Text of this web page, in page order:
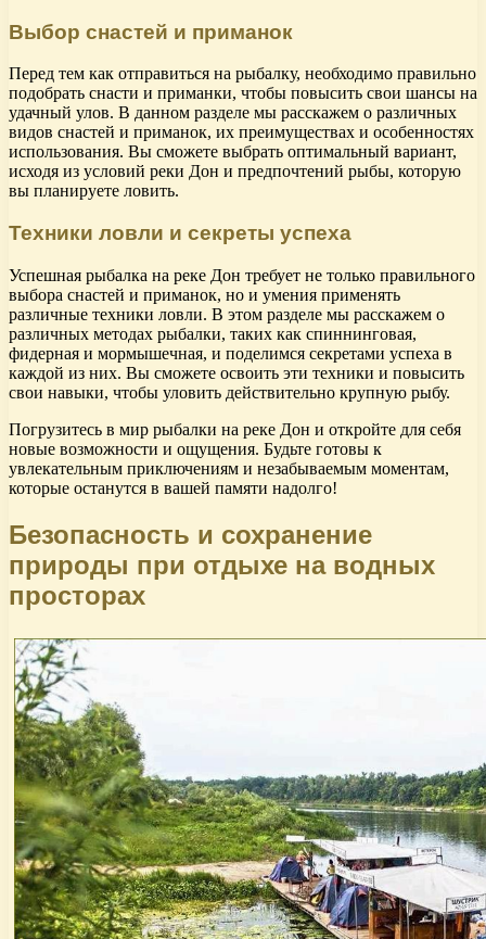
Выбор снастей и приманок
Перед тем как отправиться на рыбалку, необходимо правильно
подобрать снасти и приманки, чтобы повысить свои шансы на
удачный улов. В данном разделе мы расскажем о различных
видов снастей и приманок, их преимуществах и особенностях
использования. Вы сможете выбрать оптимальный вариант,
исходя из условий реки Дон и предпочтений рыбы, которую
вы планируете ловить.
Техники ловли и секреты успеха
Успешная рыбалка на реке Дон требует не только правильного
выбора снастей и приманок, но и умения применять
различные техники ловли. В этом разделе мы расскажем о
различных методах рыбалки, таких как спиннинговая,
фидерная и мормышечная, и поделимся секретами успеха в
каждой из них. Вы сможете освоить эти техники и повысить
свои навыки, чтобы уловить действительно крупную рыбу.
Погрузитесь в мир рыбалки на реке Дон и откройте для себя
новые возможности и ощущения. Будьте готовы к
увлекательным приключениям и незабываемым моментам,
которые останутся в вашей памяти надолго!
Безопасность и сохранение
природы при отдыхе на водных
просторах